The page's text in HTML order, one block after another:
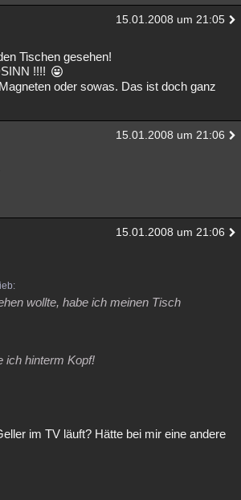
15.01.2008 um 21:05
Tischen gesehen!
!!!!
oder sowas. Das ist doch ganz
15.01.2008 um 21:06
15.01.2008 um 21:06
wollte, habe ich meinen Tisch
ich hinterm Kopf!
im TV läuft? Hätte bei mir eine andere